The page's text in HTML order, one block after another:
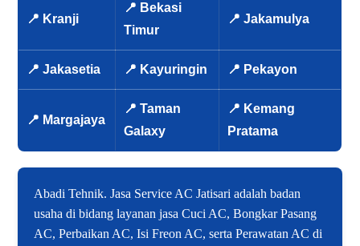
📍 Kranji
📍 Bekasi
Timur
📍 Jakamulya
📍 Jakasetia 📍 Kayuringin 📍 Pekayon
📍 Margajaya
📍 Taman
Galaxy
📍 Kemang
Pratama
Abadi Tehnik. Jasa Service AC Jatisari adalah badan
usaha di bidang layanan jasa Cuci AC, Bongkar Pasang
AC, Perbaikan AC, Isi Freon AC, serta Perawatan AC di